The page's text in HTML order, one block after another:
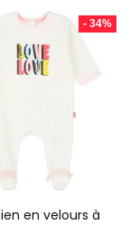
- 34%
en velours à